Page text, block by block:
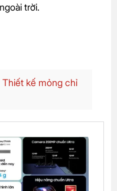
trời.
Thiết kế mỏng chỉ